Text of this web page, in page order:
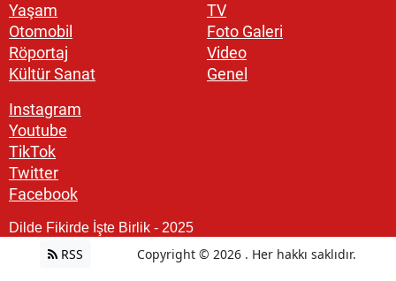
Yaşam
Otomobil
Röportaj
Kültür Sanat
TV
Foto Galeri
Video
Genel
Instagram
Youtube
TikTok
Twitter
Facebook
Dilde Fikirde İşte Birlik - 2025
RSS Copyright © 2026 . Her hakkı saklıdır.